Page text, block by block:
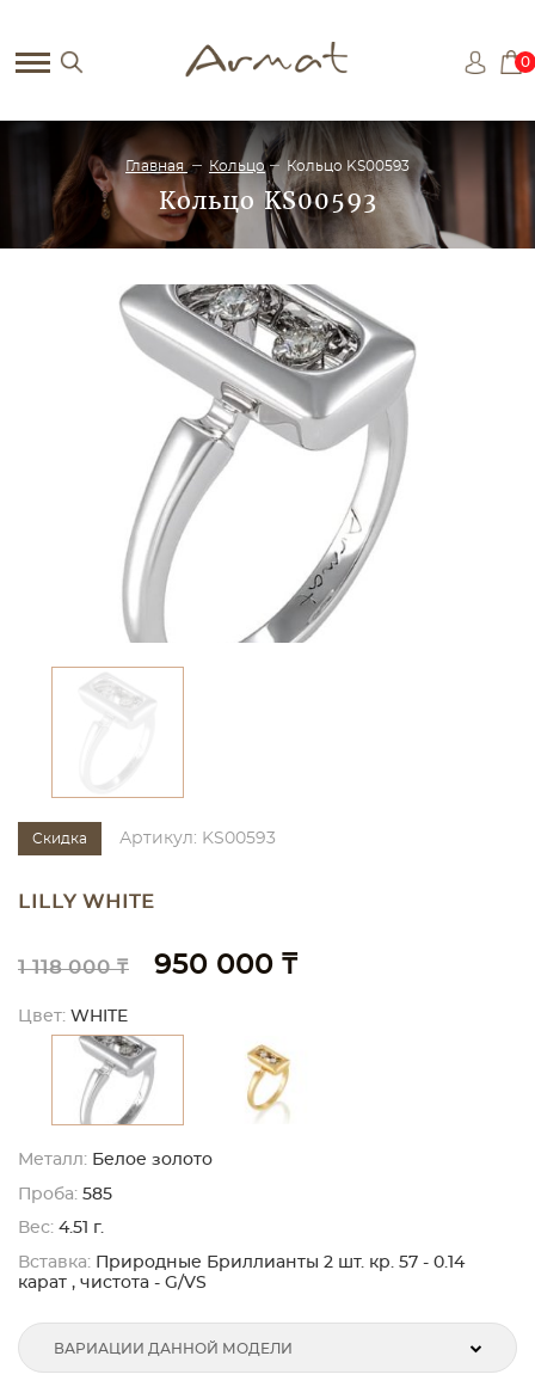
0
Главная Кольцо Кольцо KS00593
Кольцо KS00593
Скидка Артикул: KS00593
LILLY WHITE
1 118 000 ₸ 950 000 ₸
Цвет: WHITE
Металл: Белое золото
Проба: 585
Вес: 4.51 г.
Вставка: Природные Бриллианты 2 шт. кр. 57 - 0.14
карат , чистота - G/VS
ВАРИАЦИИ ДАННОЙ МОДЕЛИ